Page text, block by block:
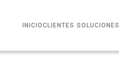
INICIOCLIENTES SOLUCIONES